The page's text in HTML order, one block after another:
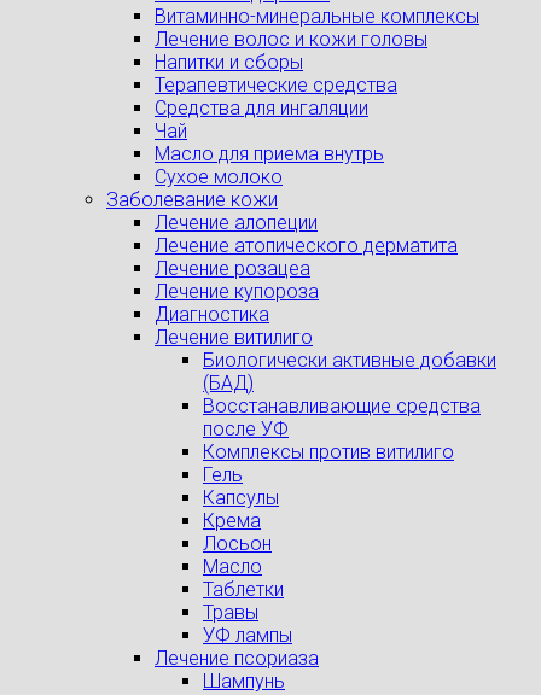
Витаминно-минеральные комплексы
Лечение волос и кожи головы
Напитки и сборы
Терапевтические средства
Средства для ингаляции
Чай
Масло для приема внутрь
Сухое молоко
Заболевание кожи
Лечение алопеции
Лечение атопического дерматита
Лечение розацеа
Лечение купороза
Диагностика
Лечение витилиго
Биологически активные добавки
(БАД)
Восстанавливающие средства
после УФ
Комплексы против витилиго
Гель
Капсулы
Крема
Лосьон
Масло
Таблетки
Травы
УФ лампы
Лечение псориаза
Шампунь